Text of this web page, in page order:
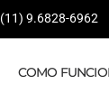
(11) 9.6828-6962
COMO